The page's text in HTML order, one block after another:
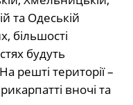
та Одеській
більшості
будуть
решті території –
вночі та